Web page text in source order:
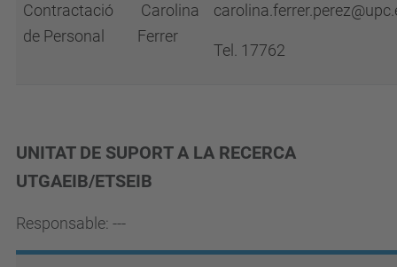
Contractació
de Personal
Carolina
Ferrer
Tel. 17762
UNITAT DE SUPORT A LA RECERCA
UTGAEIB/ETSEIB
Responsable: ---